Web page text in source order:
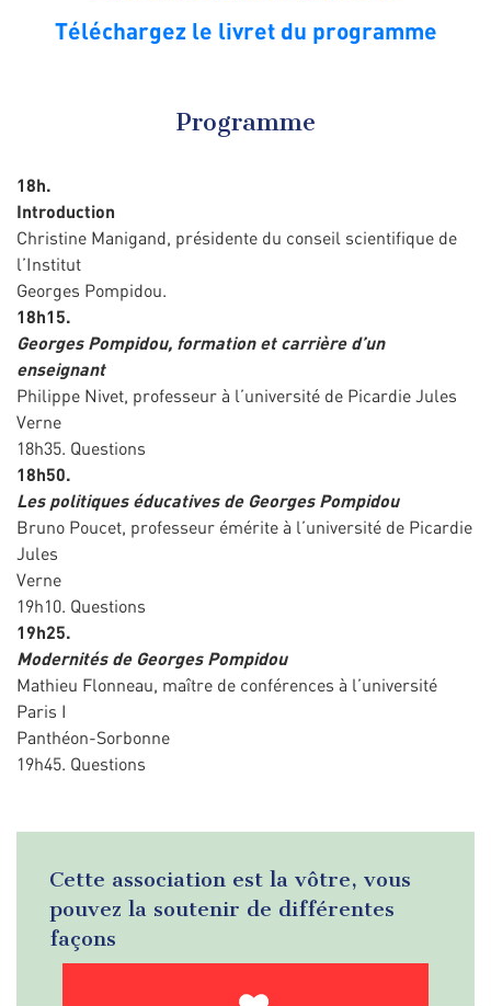
Téléchargez le livret du programme
Programme
18h.
Introduction
Christine Manigand, présidente du conseil scientifique de
l’Institut
Georges Pompidou.
18h15.
Georges Pompidou, formation et carrière d’un
enseignant
Philippe Nivet, professeur à l’université de Picardie Jules
Verne
18h35. Questions
18h50.
Les politiques éducatives de Georges Pompidou
Bruno Poucet, professeur émérite à l’université de Picardie
Jules
Verne
19h10. Questions
19h25.
Modernités de Georges Pompidou
Mathieu Flonneau, maître de conférences à l’université
Paris I
Panthéon-Sorbonne
19h45. Questions
Cette association est la vôtre, vous
pouvez la soutenir de différentes
façons